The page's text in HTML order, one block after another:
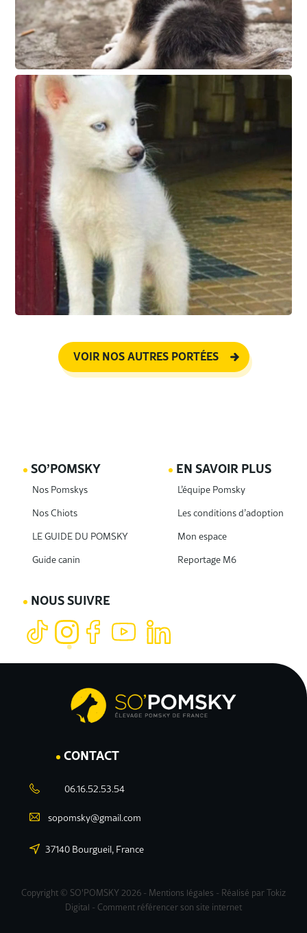
VOIR NOS AUTRES PORTÉES
CONTACT
06.16.52.53.54
sopomsky@gmail.com
37140 Bourgueil, France
Copyright © SO'POMSKY 2026 - Mentions légales - Réalisé parTokiz
Digital - Comment référencer son site internet
SO’POMSKY
Nos Pomskys
Nos Chiots
LE GUIDE DU POMSKY
Guide canin
EN SAVOIR PLUS
L’équipe Pomsky
Les conditions d’adoption
Mon espace
Reportage M6
NOUS SUIVRE